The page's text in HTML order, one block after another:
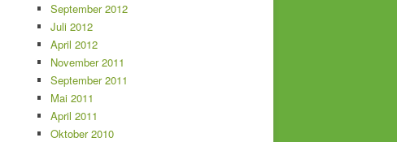
September 2012
Juli 2012
April 2012
November 2011
September 2011
Mai 2011
April 2011
Oktober 2010